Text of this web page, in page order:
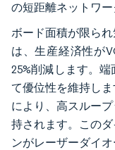
の短距離ネットワ
ボード面積が限ら
は、生産経済性が
25%削減します。
て優位性を維持し
により、高スルー
持されます。この
ンがレーザーダイ